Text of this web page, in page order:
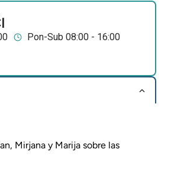
Pon-Sub 08:00 - 16:00
Mirjana y Marija sobre las